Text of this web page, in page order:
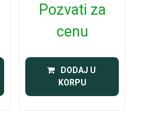
Pozvati za
cenu
DODAJ U
KORPU